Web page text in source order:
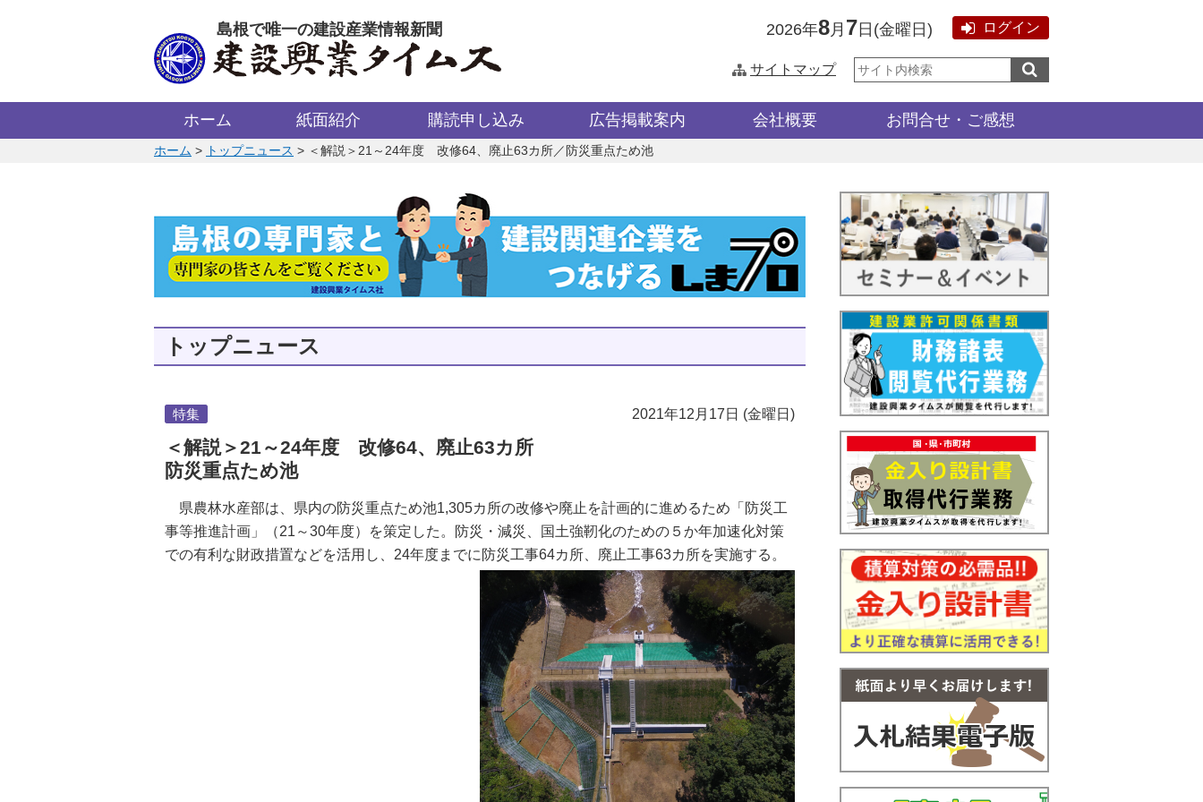
島根で唯一の建設産業情報新聞 2026年8月 7 日 (金曜日 ) ログイン
サイトマップ
サ
イ
内
ホーム 紙面紹介 購読申し込み 広告掲載案内 会社概要 お問合せ・ご感想
このページの位置:
ホーム > トップニュース > ＜解説＞21～24年度 改修64、廃止63カ所／防災重点ため池
トップニュース
2021年12月17日 (金曜日)
特集
＜解説＞21～24年度 改修64、廃止63カ所
防災重点ため池
県農林水産部は、県内の防災重点ため池1,305カ所の改修や廃止を計画的に進めるため「防災工
事等推進計画」（21～30年度）を策定した。防災・減災、国土強靭化のための５か年加速化対策
での有利な財政措置などを活用し、24年度までに防災工事64カ所、廃止工事63カ所を実施する。